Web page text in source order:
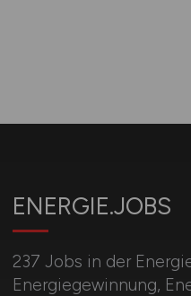
ENERGIE.JOBS
237 Jobs in der
Energiegewinnung,